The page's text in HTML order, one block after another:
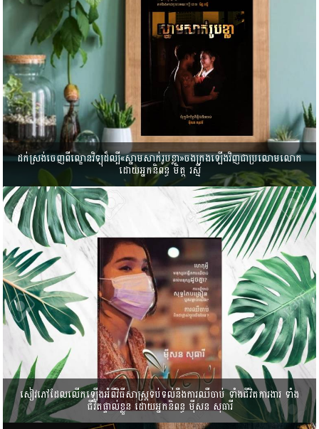
ដក់ស្រង់ចេញពីល្ខោនវិទ្យុ​ដ៏ល្បី​«ស្នាមសាក់រូបខ្លា»ចងក្រងឡើងវិញជាប្រលោមលោក​
ដោយអ្នកនិពន្ធ មិត្ត​ រស្មី
សៀវភៅ​ដែល​លើកឡើងអំពីវិធីសាស្ត្រ​ទប់ទល់នឹង​ការឈឺចាប់ ទាំងជីវិតការងារ ទាំង
ជីវិត​ផ្ទាល់ខ្លួន ដោយអ្នកនិពន្ធ ម៉ីសន សុធារី